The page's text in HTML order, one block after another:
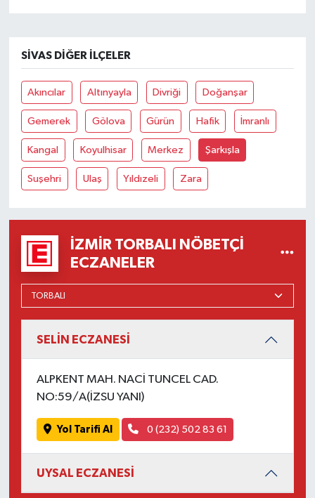
SIVAS DIĞER İLÇELER
Akıncılar Altınyayla Divriği Doğanşar
Gemerek Gölova Gürün Hafik İmranlı
Kangal Koyulhisar Merkez Şarkışla
Suşehri Ulaş Yıldızeli Zara
İZMIR TORBALI NÖBETÇI
ECZANELER
SELİN ECZANESİ
ALPKENT MAH. NACİ TUNCEL CAD.
NO:59/A(İZSU YANI)
Yol Tarifi Al 0 (232) 502 83 61
UYSAL ECZANESİ